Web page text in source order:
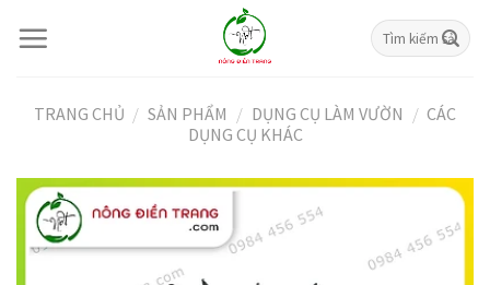
Tìm
kiếm:
TRANG CHỦ / SẢN PHẨM / DỤNG CỤ LÀM VƯỜN / CÁC
DỤNG CỤ KHÁC